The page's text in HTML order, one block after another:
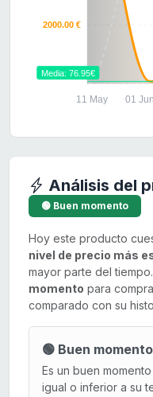
2000.00 €
11 May 01 Jun
Media: 76.95€
Análisis del
🟢 Buen momento
Hoy este producto
nivel de precio más
mayor parte del tiempo.
momento para
comparado con su
🟢 Buen momento
Es un buen
igual o inferior a su